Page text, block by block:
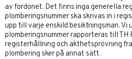
av fordonet. Det finns inga generella
plomberingsnummer ska skrivas in i
upp till varje enskild besiktningsman.
plomberingsnummer rapporteras till
registerhållning och äkthetsprövning
plombering sker på annat sätt.